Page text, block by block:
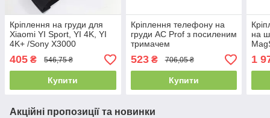
Кріплення на груди для
Xiaomi YI Sport, YI 4K, YI
4K+ /Sony X3000
405 ₴ 546,75 ₴
Купити
Кріплення телефону на
груди AC Prof з посиленим
тримачем
523₴ 706,05 ₴
Купити
на
1
Акційні пропозиції та новинки